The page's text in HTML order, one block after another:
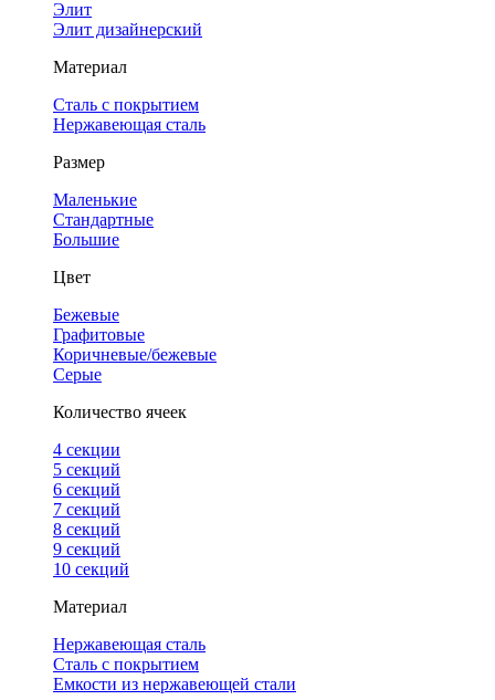
Элит
Элит дизайнерский
Материал
Сталь с покрытием
Нержавеющая сталь
Размер
Маленькие
Стандартные
Большие
Цвет
Бежевые
Графитовые
Коричневые/бежевые
Серые
Количество ячеек
4 cекции
5 секций
6 секций
7 секций
8 секций
9 секций
10 секций
Материал
Нержавеющая сталь
Сталь с покрытием
Емкости из нержавеющей стали